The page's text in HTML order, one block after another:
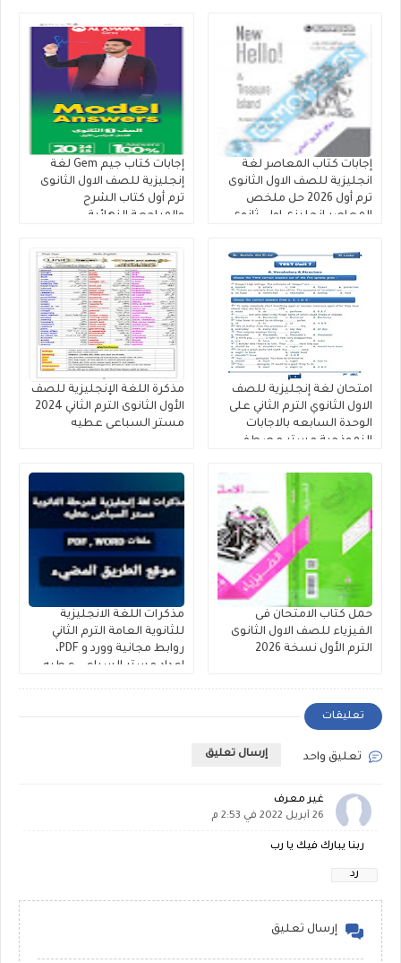
إجابات كتاب المعاصر لغة
انجليزية للصف الاول الثانوى
ترم أول 2026 حل ملخص
المعاصر انجليزى اولى ثانوى
والامتحانات
إجابات كتاب جيم Gem لغة
إنجليزية للصف الاول الثانوى
ترم أول كتاب الشرح
والمراجعة النهائية
اولى ثانوى الترم الأول 202
امتحان لغة إنجليزية للصف
الاول الثانوي الترم الثاني على
الوحدة السابعه بالاجابات
النموذجية مستر مصطفى
مذكرة اللغة الإنجليزية للصف
الأول الثانوى الترم الثاني 2024
مستر السباعى عطيه
حمل كتاب الامتحان فى
الفيزياء للصف الاول الثانوى
الترم الأول نسخة 2026
مذكرات اللغة الانجليزية
للثانوية العامة الترم الثاني
روابط مجانية وورد و PDF،
إعداد مستر السباعى عطيه
تعليقات
تعليق واحد إرسال تعليق
غير معرف
26 أبريل 2022 في 2:53 م
ربنا يبارك فيك يا رب
رد
إرسال تعليق